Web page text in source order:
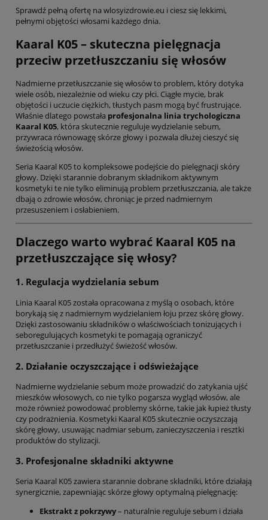
Sprawdź pełną ofertę na wlosyizdrowie.eu i ciesz się lekkimi,
pełnymi objętości włosami każdego dnia.
Kaaral K05 – skuteczna pielęgnacja
przeciw przetłuszczaniu się włosów
Nadmierne przetłuszczanie się włosów to problem, który dotyka
wiele osób, niezależnie od wieku czy płci. Ciągłe mycie, brak
objętości i uczucie ciężkich, tłustych pasm mogą być frustrujące.
Właśnie dlatego powstała profesjonalna linia trychologiczna
Kaaral K05, która skutecznie reguluje wydzielanie sebum,
przywraca równowagę skórze głowy i pozwala dłużej cieszyć się
świeżością włosów.
Seria Kaaral K05 to kompleksowe podejście do pielęgnacji skóry
głowy. Dzięki starannie dobranym składnikom aktywnym
kosmetyki te nie tylko eliminują problem przetłuszczania, ale także
dbają o zdrowie włosów, chroniąc je przed nadmiernym
przesuszeniem i osłabieniem.
Dlaczego warto wybrać Kaaral K05 na
przetłuszczające się włosy?
1. Regulacja wydzielania sebum
Linia Kaaral K05 została opracowana z myślą o osobach, które
borykają się z nadmiernym wydzielaniem łoju przez skórę głowy.
Dzięki zastosowaniu składników o właściwościach tonizujących i
seboregulujących kosmetyki te pomagają ograniczyć
przetłuszczanie i przedłużyć świeżość włosów.
2. Działanie oczyszczające i odświeżające
Nadmierne wydzielanie sebum może prowadzić do zatykania ujść
mieszków włosowych, co nie tylko pogarsza wygląd włosów, ale
może również powodować problemy skórne, takie jak łupież tłusty
czy podrażnienia. Kosmetyki Kaaral K05 skutecznie oczyszczają
skórę głowy, usuwając nadmiar sebum, zanieczyszczenia i resztki
produktów do stylizacji.
3. Profesjonalne składniki aktywne
Seria Kaaral K05 zawiera starannie dobrane składniki, które działają
synergicznie, zapewniając skórze głowy optymalną pielęgnację:
Ekstrakt z pokrzywy– naturalnie reguluje sebum i działa